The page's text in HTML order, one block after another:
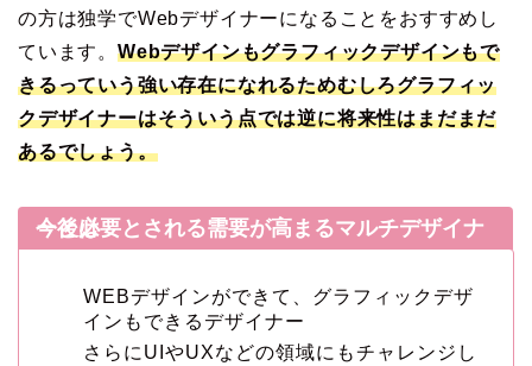
の方は独学でWebデザイナーになることをおすすめし
ています。 Webデザインもグラフィックデザインもで
きるっていう強い存在になれるためむしろグラフィッ
クデザイナーはそういう点では逆に将来性はまだまだ
あるでしょう。
今後必要とされる需要が高まるマルチデザイナーとは
WEBデザインができて、グラフィックデザ
インもできるデザイナー
さらにUIやUXなどの領域にもチャレンジし